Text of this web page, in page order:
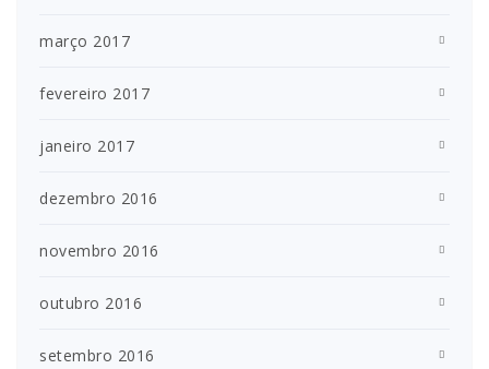
março 2017
fevereiro 2017
janeiro 2017
dezembro 2016
novembro 2016
outubro 2016
setembro 2016